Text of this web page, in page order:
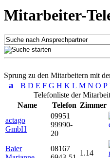
Mitarbeiter-
Sprung zu den Mitarbeitern mit
a B D E F G H K L M N O P
Telefonliste der
Name
Telefon Zimmer
actago
GmbH
09951
99990-
20
Baier
08167
1.14